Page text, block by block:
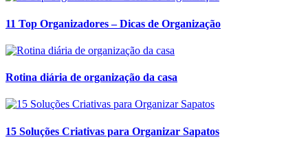
11 Top Organizadores – Dicas de Organização
Rotina diária de organização da casa
15 Soluções Criativas para Organizar Sapatos